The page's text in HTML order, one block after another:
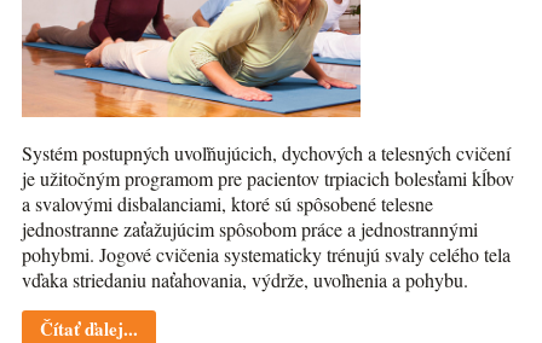
Systém postupných uvoľňujúcich, dychových a telesných cvičení
je užitočným programom pre pacientov trpiacich bolesťami kĺbov
a svalovými disbalanciami, ktoré sú spôsobené telesne
jednostranne zaťažujúcim spôsobom práce a jednostrannými
pohybmi. Jogové cvičenia systematicky trénujú svaly celého tela
vďaka striedaniu naťahovania, výdrže, uvoľnenia a pohybu.
Čítať ďalej...